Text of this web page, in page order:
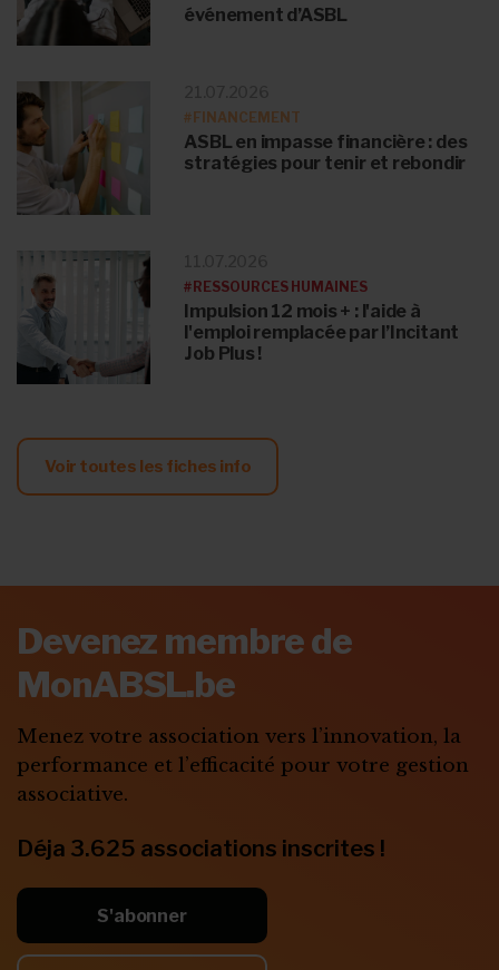
événement d’ASBL
#FINANCEMENT
ASBL en impasse financière : des
stratégies pour tenir et rebondir
#RESSOURCES HUMAINES
Impulsion 12 mois + : l'aide à
l'emploi remplacée par l’Incitant
Job Plus !
Voir toutes les fiches info
Devenez membre de
MonABSL.be
Menez votre association vers l’innovation, la
performance et l’efficacité pour votre gestion
associative.
Déja 3.625 associations inscrites !
S'abonner